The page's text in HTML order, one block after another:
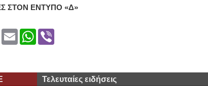
ΣΤΟΝ ΕΝΤΥΠΟ «Δ»
EmailWhatsApp
Viber
Τελευταίες ειδήσεις